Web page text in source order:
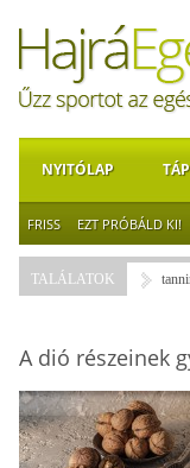
NYITÓLAP
FRISS EZT PRÓBÁLD KI!
TALÁLATOK
A dió részeinek